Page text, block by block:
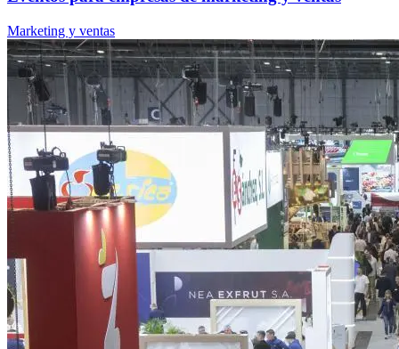
Marketing y ventas